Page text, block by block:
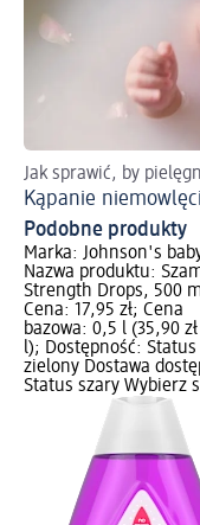
Jak sprawić, by
Kąpanie
Podobne produkty
Marka: Johnson's
Nazwa produktu:
Strength Drops, 500
Cena: 17,95 zł; Cena
bazowa: 0,5 l (35,90 zł
l); Dostępność: Status
zielony Dostawa
Status szary Wybierz